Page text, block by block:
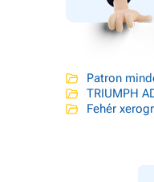
Patron
TRIUMPH
Fehér